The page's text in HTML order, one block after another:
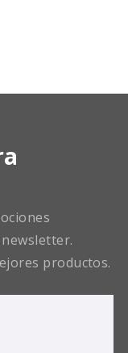
productos.